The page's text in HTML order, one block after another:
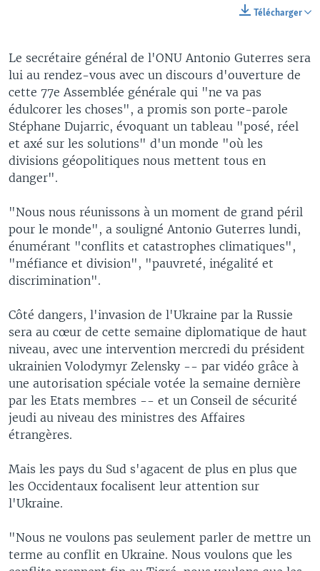
Télécharger
Le secrétaire général de l'ONU Antonio Guterres sera
lui au rendez-vous avec un discours d'ouverture de
cette 77e Assemblée générale qui "ne va pas
édulcorer les choses", a promis son porte-parole
Stéphane Dujarric, évoquant un tableau "posé, réel
et axé sur les solutions" d'un monde "où les
divisions géopolitiques nous mettent tous en
danger".
"Nous nous réunissons à un moment de grand péril
pour le monde", a souligné Antonio Guterres lundi,
énumérant "conflits et catastrophes climatiques",
"méfiance et division", "pauvreté, inégalité et
discrimination".
Côté dangers, l'invasion de l'Ukraine par la Russie
sera au cœur de cette semaine diplomatique de haut
niveau, avec une intervention mercredi du président
ukrainien Volodymyr Zelensky -- par vidéo grâce à
une autorisation spéciale votée la semaine dernière
par les Etats membres -- et un Conseil de sécurité
jeudi au niveau des ministres des Affaires
étrangères.
Mais les pays du Sud s'agacent de plus en plus que
les Occidentaux focalisent leur attention sur
l'Ukraine.
"Nous ne voulons pas seulement parler de mettre un
terme au conflit en Ukraine. Nous voulons que les